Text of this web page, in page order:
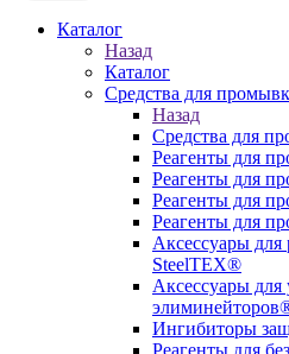
Каталог
Назад
Каталог
Средства для
Назад
Средства для
Реагенты для
Реагенты для
Реагенты для
Реагенты для
Аксессуары для
SteelTEX®
Аксессуары для
Ингибиторы
Реагенты для